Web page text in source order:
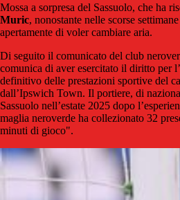
Mossa a sorpresa del Sassuolo, che ha
Muric, nonostante nelle scorse
apertamente di voler cambiare aria.
Di seguito il comunicato del club
comunica di aver esercitato il diritto per
definitivo delle prestazioni sportive del
dall’Ipswich Town. Il portiere, di
Sassuolo nell’estate 2025 dopo
maglia neroverde ha collezionato 32
minuti di gioco".